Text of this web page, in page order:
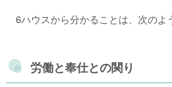
6ハウスから分かることは、次のよ
労働と奉仕との関り